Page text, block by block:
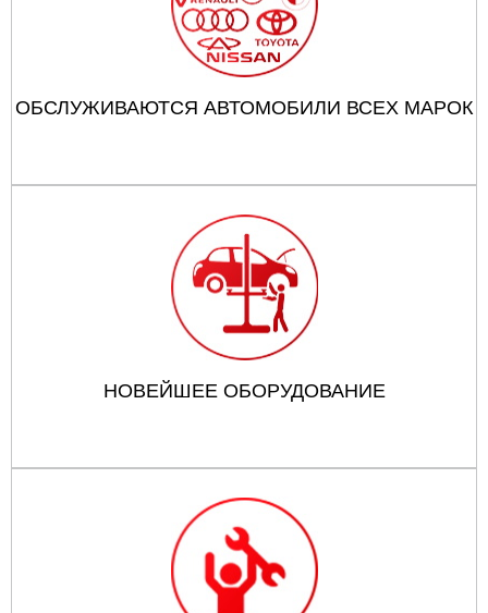
ОБСЛУЖИВАЮТСЯ АВТОМОБИЛИ ВСЕХ МАРОК
НОВЕЙШЕЕ ОБОРУДОВАНИЕ